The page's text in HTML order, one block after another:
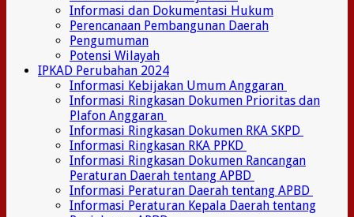
Informasi dan Dokumentasi Hukum
Perencanaan Pembangunan Daerah
Pengumuman
Potensi Wilayah
IPKAD Perubahan 2024
Informasi Kebijakan Umum Anggaran
Informasi Ringkasan Dokumen Prioritas dan
Plafon Anggaran
Informasi Ringkasan Dokumen RKA SKPD
Informasi Ringkasan RKA PPKD
Informasi Ringkasan Dokumen Rancangan
Peraturan Daerah tentang APBD
Informasi Peraturan Daerah tentang APBD
Informasi Peraturan Kepala Daerah tentang